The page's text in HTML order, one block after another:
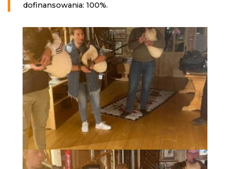
dofinansowania: 100%.